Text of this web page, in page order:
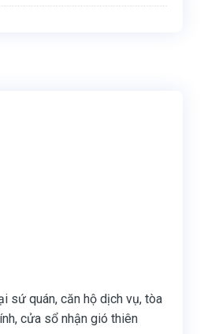
sứ quán, căn hộ dịch vụ, tòa
cửa sổ nhận gió thiên